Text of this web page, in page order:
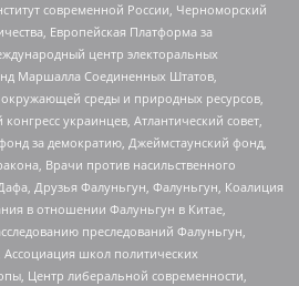
современной России, Черноморский
Европейская Платформа за
центр электоральных
Маршалла Соединенных Штатов,
среды и природных ресурсов,
украинцев, Атлантический совет,
за демократию, Джеймстаунский фонд,
Врачи против насильственного
Друзья Фалуньгун, Фалуньгун, Коалиция
в отношении Фалуньгун в Китае,
преследований Фалуньгун,
школ политических
Центр либеральной современности,